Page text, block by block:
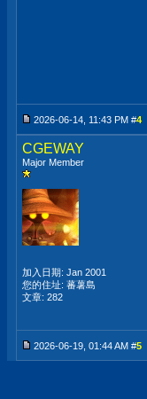
2026-06-14, 11:43 PM #4
CGEWAY
Major Member
加入日期: Jan 2001
您的住址: 蕃薯島
文章: 282
2026-06-19, 01:44 AM #5